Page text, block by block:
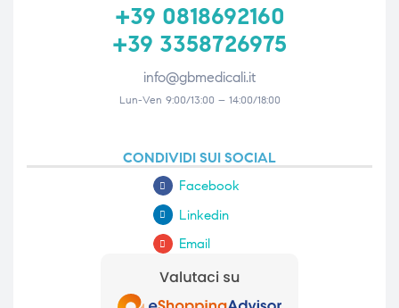
+39 0818692160
+39 3358726975
info@gbmedicali.it
Lun-Ven 9:00/13:00 – 14:00/18:00
CONDIVIDI SUI SOCIAL
Facebook
Linkedin
Email